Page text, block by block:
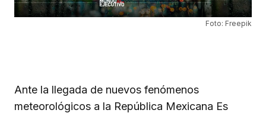
Foto: Freepik
Ante la llegada de nuevos fenómenos
meteorológicos a la República Mexicana Es